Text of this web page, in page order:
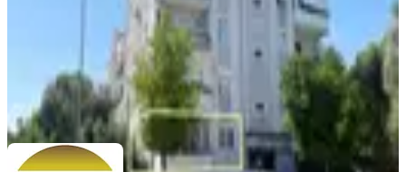
19.000 ₺
HB GayrimenkulMutlu SAÇMACIOĞLU
Ara